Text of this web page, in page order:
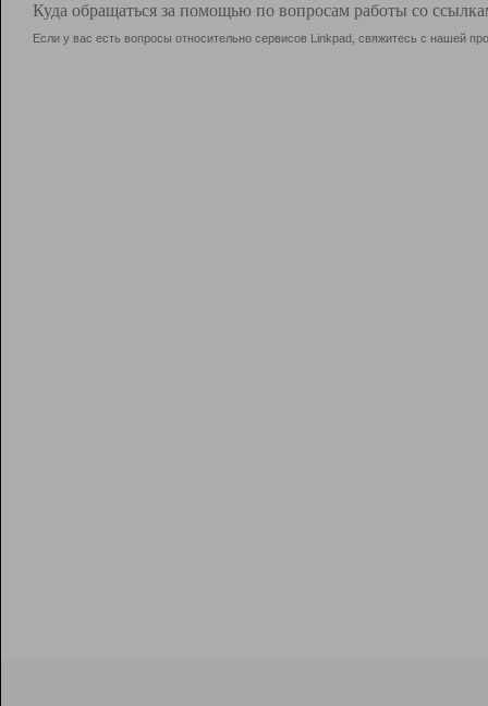
Куда обращаться за помощью по вопросам работы со
Если у вас есть вопросы относительно сервисов Linkpad, свяжитесь с нашей